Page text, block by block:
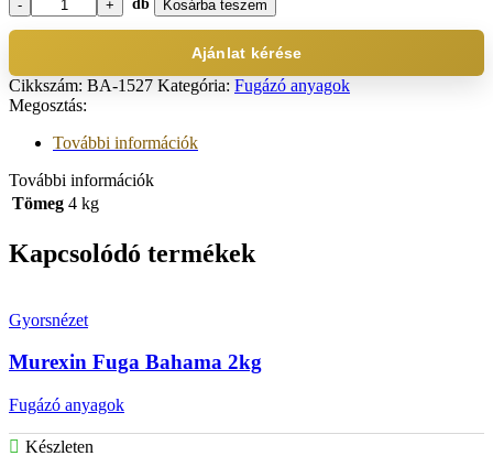
Murexin
Fuga
4kg
mennyiség
db Kosárba teszem
Ajánlat kérése
Cikkszám: BA-1527 Kategória: Fugázó anyagok
Megosztás:
További információk
További információk
Tömeg 4 kg
Kapcsolódó termékek
Gyorsnézet
Murexin Fuga Bahama 2kg
Fugázó anyagok
Készleten